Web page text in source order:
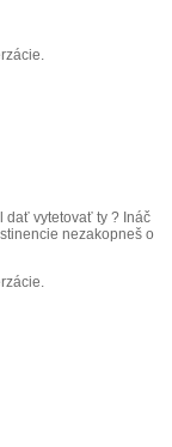
dať vytetovať ty ? Ináč
nezakopneš o